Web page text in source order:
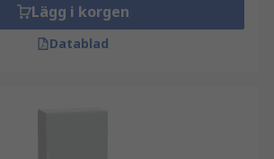
Lägg i korgen
Datablad